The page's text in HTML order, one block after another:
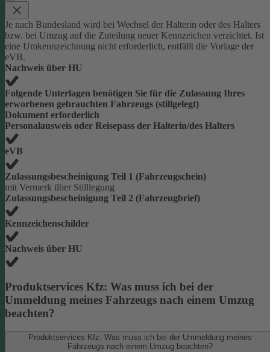
Je nach Bundesland wird bei Wechsel der Halterin oder des Halters
bzw. bei Umzug auf die Zuteilung neuer Kennzeichen verzichtet. Ist
eine Umkennzeichnung nicht erforderlich, entfällt die Vorlage der
eVB.
Nachweis über HU
Folgende Unterlagen benötigen Sie für die Zulassung Ihres
erworbenen gebrauchten Fahrzeugs (stillgelegt)
Dokument erforderlich
Personalausweis oder Reisepass der Halterin/des Halters
eVB
Zulassungsbescheinigung Teil 1 (Fahrzeugschein)
mit Vermerk über Stilllegung
Zulassungsbescheinigung Teil 2 (Fahrzeugbrief)
Kennzeichenschilder
Nachweis über HU
Produktservices Kfz: Was muss ich bei der
Ummeldung meines Fahrzeugs nach einem Umzug
beachten?
Produktservices Kfz: Was muss ich bei der Ummeldung meines
Fahrzeugs nach einem Umzug beachten?